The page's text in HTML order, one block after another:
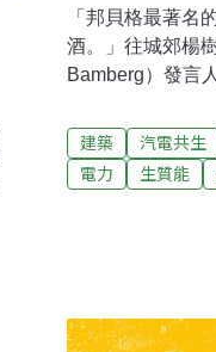
「邦貝格最著名
酒。」往城郊楊
Bamberg）發言
第一個以「被動
就位在邦貝格。
名，是座擁有熱
節能屋舒適不打
建築 汽電共生
電力
生質能